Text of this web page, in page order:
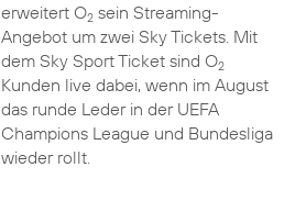
erweitert O2sein Streaming-
Angebot um zwei Sky Tickets. Mit
dem Sky Sport Ticket sind O2
Kunden live dabei, wenn im August
das runde Leder in der UEFA
Champions League und Bundesliga
wieder rollt.